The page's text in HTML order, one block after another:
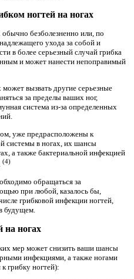
ногтей на ногах
безболезненно или, по
ухода за собой и
в более серьезный случай грибка
и может нанести непоправимый
может вызвать другие серьезные
за пределы ваших ног,
система из-за определенных
уже предрасположены к
системы в ногах, их шансы
а также бактериальной инфекцией
(4)
обращаться за
при любой, казалось бы,
грибковой инфекции ногтей,
будущем.
на ногах
мер может снизить ваши шансы
инфекциями, а также ногами
грибку ногтей):